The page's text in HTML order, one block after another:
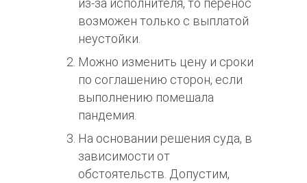
из-за исполнителя, то перенос
возможен только с выплатой
неустойки.
Можно изменить цену и сроки
по соглашению сторон, если
выполнению помешала
пандемия.
На основании решения суда, в
зависимости от
обстоятельств. Допустим,